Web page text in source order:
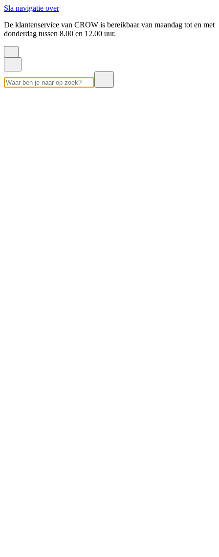
Sla navigatie over
De klantenservice van CROW is bereikbaar van maandag tot en met
donderdag tussen 8.00 en 12.00 uur.